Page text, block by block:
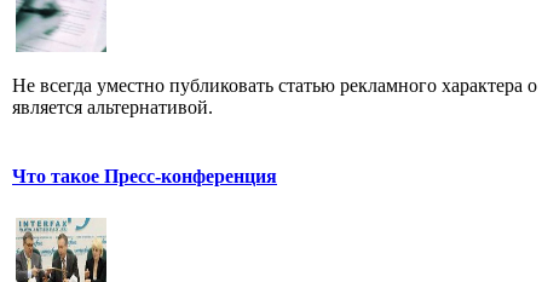
Не всегда уместно публиковать статью рекламного
является альтернативой.
Что такое Пресс-конференция